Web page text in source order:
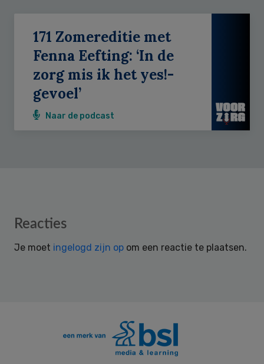
171 Zomereditie met
Fenna Eefting: ‘In de
zorg mis ik het yes!-
gevoel’
Naar de podcast
Reader
Reacties
Je moet ingelogd zijn op om een reactie te plaatsen.